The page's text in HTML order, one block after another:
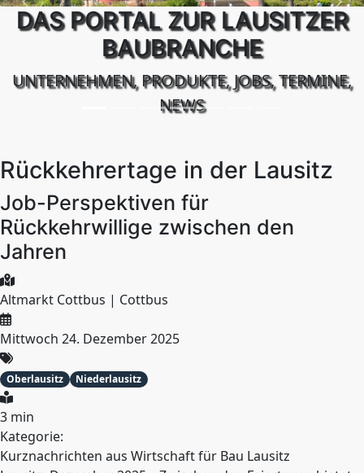
DAS PORTAL ZUR LAUSITZER
BAUBRANCHE
UNTERNEHMEN, PRODUKTE, JOBS, TERMINE,
NEWS
Previous Next
Rückkehrertage in der Lausitz
Job-Perspektiven für
Rückkehrwillige zwischen den
Jahren
Altmarkt Cottbus | Cottbus
Mittwoch 24. Dezember 2025
Oberlausitz Niederlausitz
3 min
Kategorie:
Kurznachrichten aus Wirtschaft für Bau Lausitz